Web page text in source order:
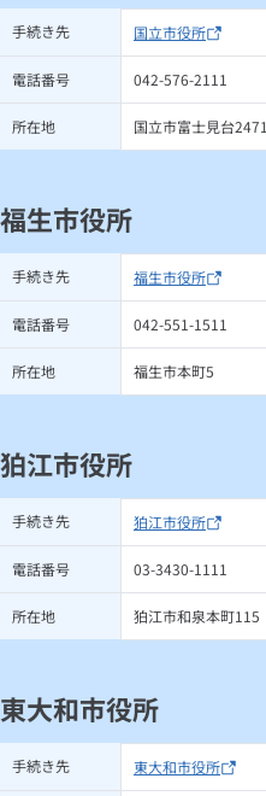
手続き先 国立市役所
電話番号 042-576-2111
所在地 国立市富士見台2471
福生市役所
手続き先 福生市役所
電話番号 042-551-1511
所在地 福生市本町5
狛江市役所
手続き先 狛江市役所
電話番号 03-3430-1111
所在地 狛江市和泉本町115
東大和市役所
手続き先 東大和市役所